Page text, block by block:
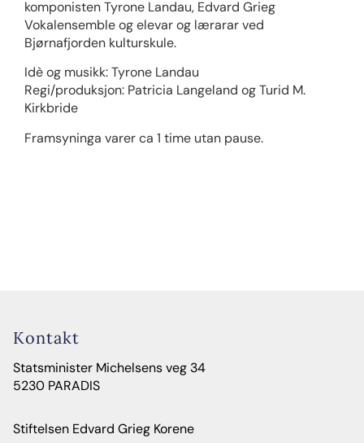
komponisten Tyrone Landau, Edvard Grieg
Vokalensemble og elevar og lærarar ved
Bjørnafjorden kulturskule.
Idè og musikk: Tyrone Landau
Regi/produksjon: Patricia Langeland og Turid M.
Kirkbride
Framsyninga varer ca 1 time utan pause.
Kontakt
Statsminister Michelsens veg 34
5230 PARADIS
Stiftelsen Edvard Grieg Korene